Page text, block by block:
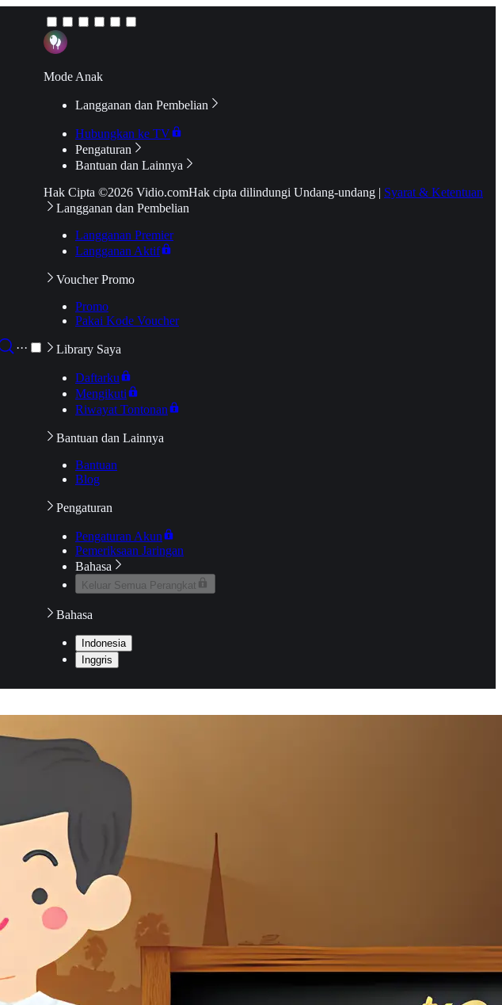
···
Mode Anak
Langganan dan Pembelian
Hubungkan ke TV
Pengaturan
Bantuan dan Lainnya
Hak Cipta ©2026 Vidio.comHak cipta dilindungi Undang-undang | Syarat & Ketentuan
Langganan dan Pembelian
Langganan Premier
Langganan Aktif
Voucher Promo
Promo
Pakai Kode Voucher
Library Saya
Daftarku
Mengikuti
Riwayat Tontonan
Bantuan dan Lainnya
Bantuan
Blog
Pengaturan
Pengaturan Akun
Pemeriksaan Jaringan
Bahasa
Keluar Semua Perangkat
Bahasa
Indonesia
Inggris